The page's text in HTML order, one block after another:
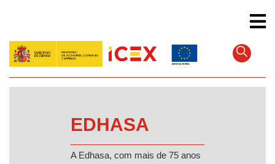
conteúdo
principal
EDHASA
A Edhasa, com mais de 75 anos